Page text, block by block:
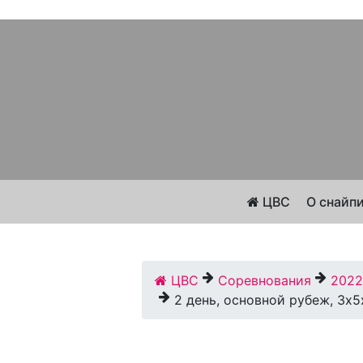
ЦВС О
ЦВС Соревнования
2022
2 день, основной рубеж,